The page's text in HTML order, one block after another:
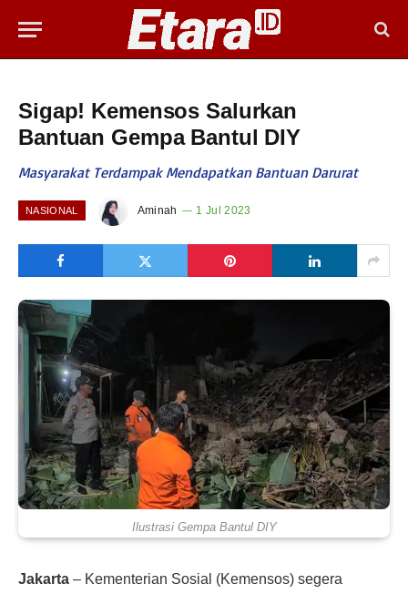
Sigap! Kemensos Salurkan
Bantuan Gempa Bantul DIY
Masyarakat Terdampak Mendapatkan Bantuan Darurat
NASIONAL Aminah 1 Jul 2023
Ilustrasi Gempa Bantul DIY
Jakarta – Kementerian Sosial (Kemensos) segera